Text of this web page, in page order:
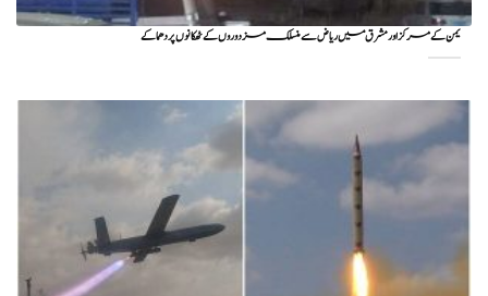
یمن کے مرکز اور مشرق میں ریاض سے منسلک مزدوروں کے ٹھکانوں پر دھماکے